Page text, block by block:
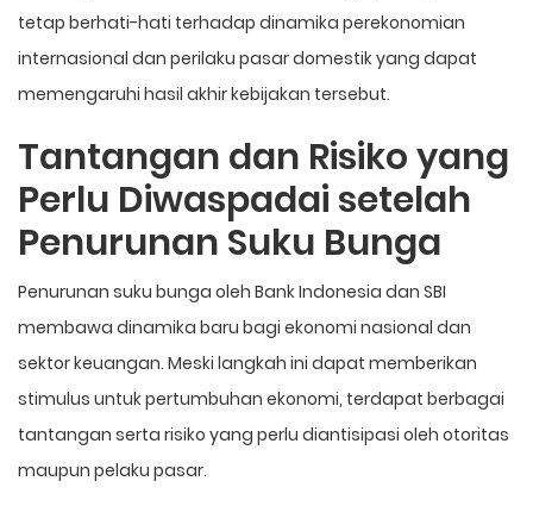
tetap berhati-hati terhadap dinamika perekonomian
internasional dan perilaku pasar domestik yang dapat
memengaruhi hasil akhir kebijakan tersebut.
Tantangan dan Risiko yang
Perlu Diwaspadai setelah
Penurunan Suku Bunga
Penurunan suku bunga oleh Bank Indonesia dan SBI
membawa dinamika baru bagi ekonomi nasional dan
sektor keuangan. Meski langkah ini dapat memberikan
stimulus untuk pertumbuhan ekonomi, terdapat berbagai
tantangan serta risiko yang perlu diantisipasi oleh otoritas
maupun pelaku pasar.